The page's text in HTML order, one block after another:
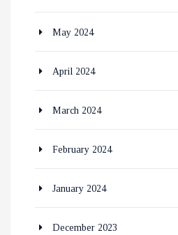
May 2024
April 2024
March 2024
February 2024
January 2024
December 2023